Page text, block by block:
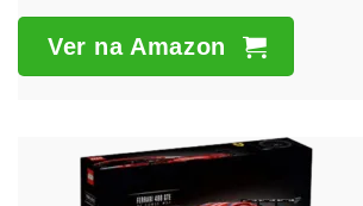
Ver na Amazon